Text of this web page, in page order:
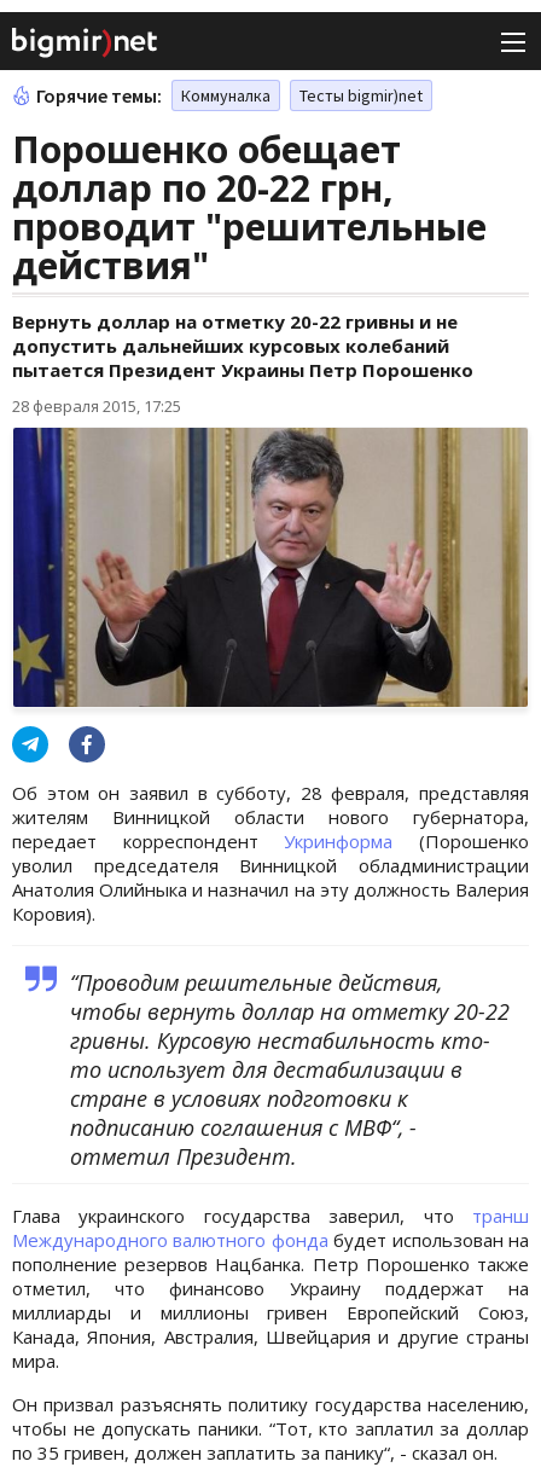
Горячие темы: Коммуналка Тесты bigmir)net
Порошенко обещает
доллар по 20-22 грн,
проводит "решительные
действия"
Вернуть доллар на отметку 20-22 гривны и не
допустить дальнейших курсовых колебаний
пытается Президент Украины Петр Порошенко
28 февраля 2015, 17:25
Об этом он заявил в субботу, 28 февраля, представляя
жителям Винницкой области нового губернатора,
передает корреспондентУкринформа(Порошенко
уволил председателя Винницкой обладминистрации
Анатолия Олийныка и назначил на эту должность Валерия
Коровия).
“Проводим решительные действия,
чтобы вернуть доллар на отметку 20-22
гривны. Курсовую нестабильность кто-
то использует для дестабилизации в
стране в условиях подготовки к
подписанию соглашения с МВФ“, -
отметил Президент.
Глава украинского государства заверил, что транш
Международного валютного фонда будет использован на
пополнение резервов Нацбанка. Петр Порошенко также
отметил, что финансово Украину поддержат на
миллиарды и миллионы гривен Европейский Союз,
Канада, Япония, Австралия, Швейцария и другие страны
мира.
Он призвал разъяснять политику государства населению,
чтобы не допускать паники. “Тот, кто заплатил за доллар
по 35 гривен, должен заплатить за панику“, - сказал он.